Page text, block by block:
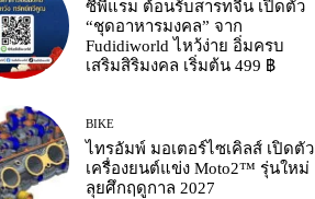
ซีพีแรม ต้อนรับสารทจีน เปิดตัว
“ชุดอาหารมงคล” จาก
Fudidiworld ไหว้ง่าย อิ่มครบ
เสริมสิริมงคล เริ่มต้น 499 ฿
BIKE
ไทรอัมพ์ มอเตอร์ไซเคิลส์ เปิดตัว
เครื่องยนต์แข่ง Moto2™ รุ่นใหม่
ลุยศึกฤดูกาล 2027